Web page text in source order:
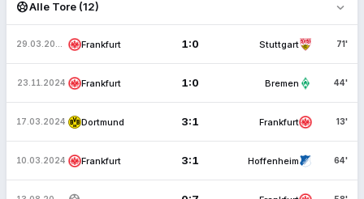
sports_soccerAlle Tore (12) expand_more
Frankfurt 1:0 Stuttgart 71'
23.11.2024 Frankfurt 1:0 Bremen 44'
17.03.2024 Dortmund 3:1 Frankfurt 13'
10.03.2024 Frankfurt 3:1 Hoffenheim 64'